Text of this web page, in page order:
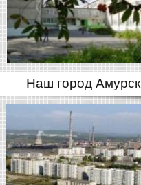
Наш город Амурск